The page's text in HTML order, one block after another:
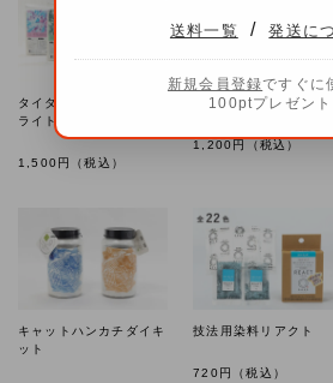
送料一覧 / 発送に
新規会員登録ですぐに
100ptプレゼント
タイダイホームキット
ライト
1,500円（税込）
ミニ風呂敷染色キット
1,200 円（税込）
キャットハンカチダイキ
ット
技法用染料リアクト
720円（税込）